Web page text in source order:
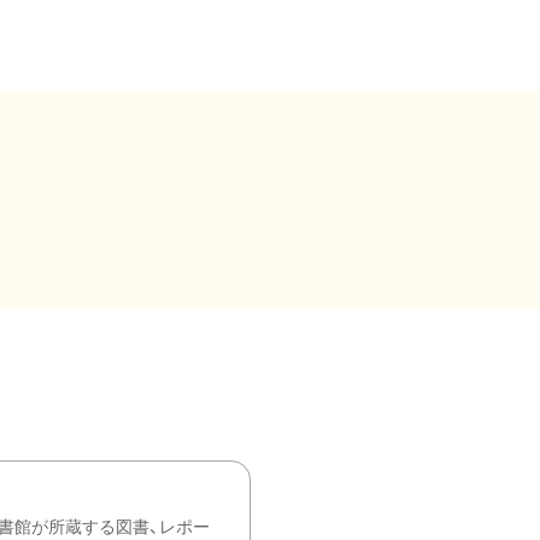
館が所蔵する図書、レポー